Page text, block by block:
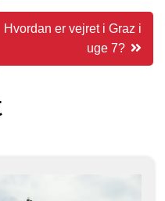
Hvordan er vejret i Graz i
uge 7?